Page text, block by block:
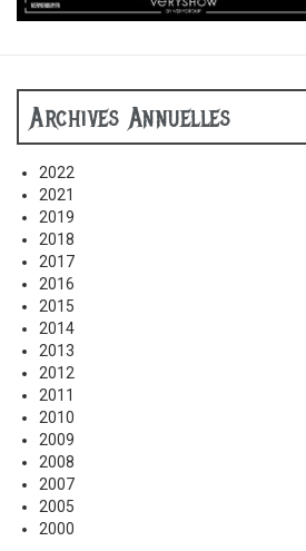
Archives Annuelles
2022
2021
2019
2018
2017
2016
2015
2014
2013
2012
2011
2010
2009
2008
2007
2005
2000